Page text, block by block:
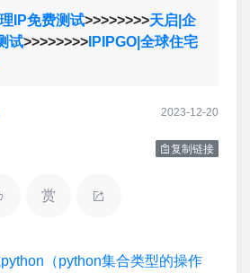
IP免费测试>>>>>>>>天启|企
试>>>>>>>>IPIPGO|全球住宅
2023-12-20
复制链接
赏
（python集合类型的操作